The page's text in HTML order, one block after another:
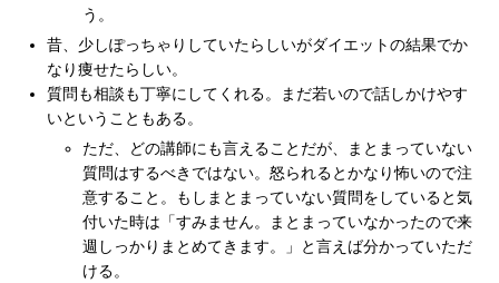
う。
昔、少しぽっちゃりしていたらしいがダイエットの結果でか
なり痩せたらしい。
質問も相談も丁寧にしてくれる。まだ若いので話しかけやす
いということもある。
ただ、どの講師にも言えることだが、まとまっていない
質問はするべきではない。怒られるとかなり怖いので注
意すること。もしまとまっていない質問をしていると気
付いた時は「すみません。まとまっていなかったので来
週しっかりまとめてきます。」と言えば分かっていただ
ける。